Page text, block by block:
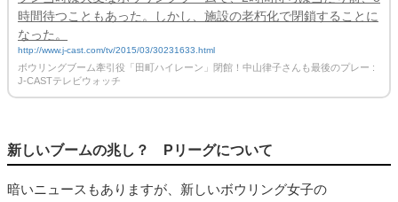
時間待つこともあった。しかし、施設の老朽化で閉鎖することに
なった。
http://www.j-cast.com/tv/2015/03/30231633.html
ボウリングブーム牽引役「田町ハイレーン」閉館！中山律子さんも最後のプレー :
J-CASTテレビウォッチ
新しいブームの兆し？ Pリーグについて
暗いニュースもありますが、新しいボウリング女子の